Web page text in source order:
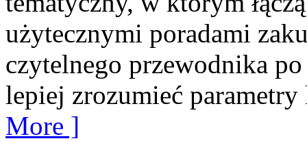
użytecznymi poradami
czytelnego przewodnika
lepiej zrozumieć
More ]